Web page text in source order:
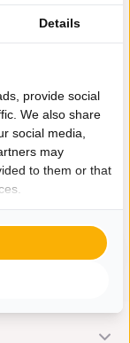
We zullen
Abonneer
Details
provide social
We also share
social media,
may
to them or that